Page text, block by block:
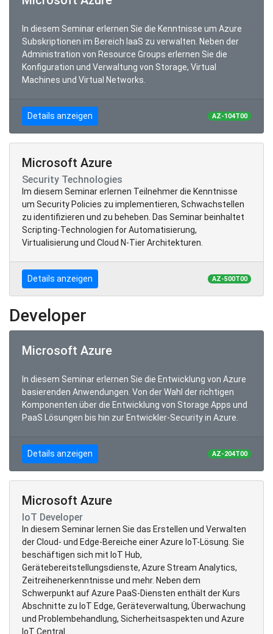
In diesem Seminar erlernen Sie die Kenntnisse um Azure
Subskriptionen im Bereich IaaS zu verwalten. Neben der
Administration von Resource Groups erlernen Sie die
Konfiguration und Verwaltung von Storage, Virtual
Machines und Virtual Networks.
Details anzeigen AZ-104T00
Microsoft Azure
Security Technologies
Im diesem Seminar erlernen Teilnehmer die Kenntnisse
um Security Policies zu implementieren, Schwachstellen
zu identifizieren und zu beheben. Das Seminar beinhaltet
Scripting-Technologien for Automatisierung,
Virtualisierung und Cloud N-Tier Architekturen.
Details anzeigen AZ-500T00
Developer
Microsoft Azure
In diesem Seminar erlernen Sie die Entwicklung von Azure
basierenden Anwendungen. Von der Wahl der richtigen
Komponenten über die Entwicklung von Storage Apps und
PaaS Lösungen bis hin zur Entwickler-Security in Azure.
Details anzeigen AZ-204T00
Microsoft Azure
IoT Developer
In diesem Seminar lernen Sie das Erstellen und Verwalten
der Cloud- und Edge-Bereiche einer Azure IoT-Lösung. Sie
beschäftigen sich mit IoT Hub,
Gerätebereitstellungsdienste, Azure Stream Analytics,
Zeitreihenerkenntnisse und mehr. Neben dem
Schwerpunkt auf Azure PaaS-Diensten enthält der Kurs
Abschnitte zu IoT Edge, Geräteverwaltung, Überwachung
und Problembehandlung, Sicherheitsaspekten und Azure
IoT Central.